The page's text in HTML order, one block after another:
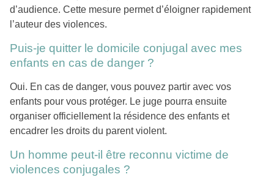
d’audience. Cette mesure permet d’éloigner rapidement
l’auteur des violences.
Puis-je quitter le domicile conjugal avec mes
enfants en cas de danger ?
Oui. En cas de danger, vous pouvez partir avec vos
enfants pour vous protéger. Le juge pourra ensuite
organiser officiellement la résidence des enfants et
encadrer les droits du parent violent.
Un homme peut-il être reconnu victime de
violences conjugales ?